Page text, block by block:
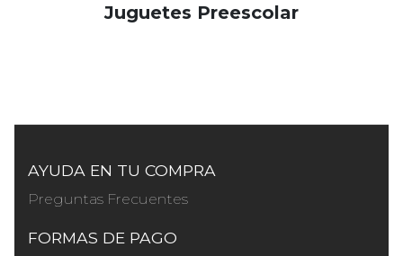
Juguetes Preescolar
AYUDA EN TU COMPRA
Preguntas Frecuentes
FORMAS DE PAGO